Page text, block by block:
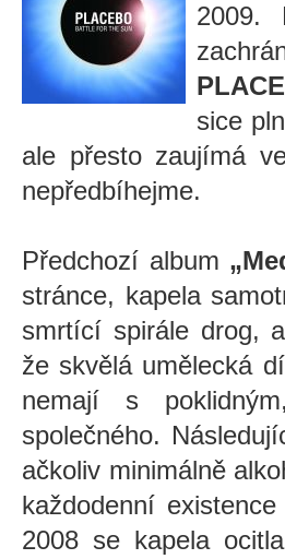
2009.
sice
ale přesto zaujímá
nepředbíhejme.
Předchozí album
stránce, kapela
smrtící spirále drog,
že skvělá umělecká
nemají s
společného.
ačkoliv minimálně
každodenní
2008 se kapela